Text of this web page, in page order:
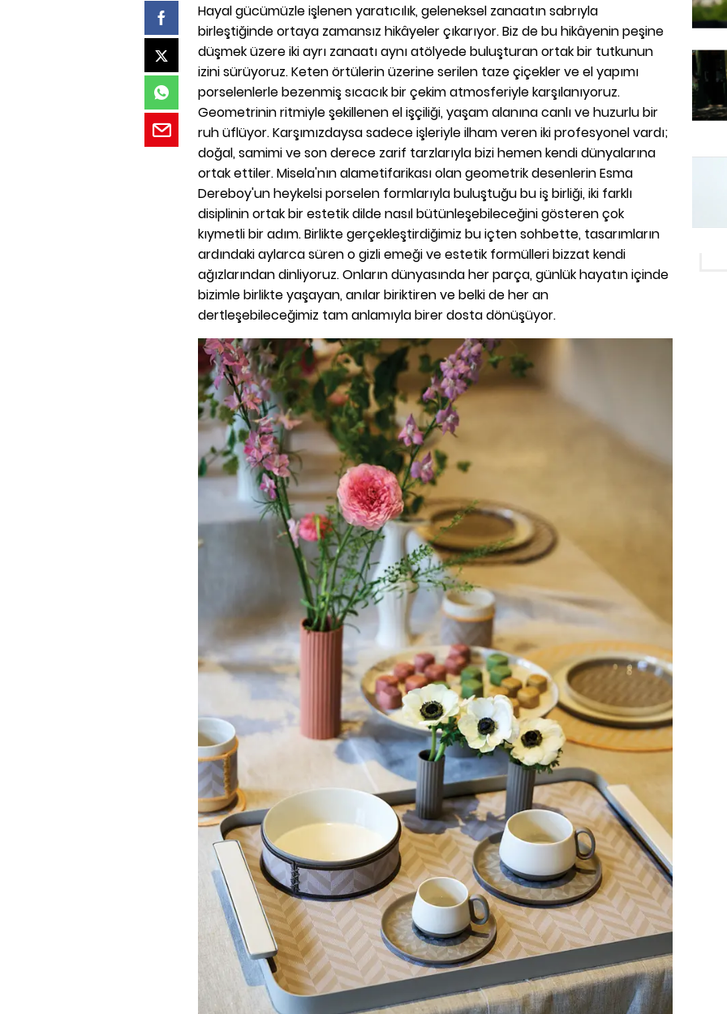
Hayal gücümüzle işlenen yaratıcılık, geleneksel zanaatın sabrıyla
birleştiğinde ortaya zamansız hikâyeler çıkarıyor. Biz de bu hikâyenin peşine
düşmek üzere iki ayrı zanaatı aynı atölyede buluşturan ortak bir tutkunun
izini sürüyoruz. Keten örtülerin üzerine serilen taze çiçekler ve el yapımı
porselenlerle bezenmiş sıcacık bir çekim atmosferiyle karşılanıyoruz.
Geometrinin ritmiyle şekillenen el işçiliği, yaşam alanına canlı ve huzurlu bir
ruh üflüyor. Karşımızdaysa sadece işleriyle ilham veren iki profesyonel vardı;
doğal, samimi ve son derece zarif tarzlarıyla bizi hemen kendi dünyalarına
ortak ettiler. Misela'nın alametifarikası olan geometrik desenlerin Esma
Dereboy'un heykelsi porselen formlarıyla buluştuğu bu iş birliği, iki farklı
disiplinin ortak bir estetik dilde nasıl bütünleşebileceğini gösteren çok
kıymetli bir adım. Birlikte gerçekleştirdiğimiz bu içten sohbette, tasarımların
ardındaki aylarca süren o gizli emeği ve estetik formülleri bizzat kendi
ağızlarından dinliyoruz. Onların dünyasında her parça, günlük hayatın içinde
bizimle birlikte yaşayan, anılar biriktiren ve belki de her an
dertleşebileceğimiz tam anlamıyla birer dosta dönüşüyor.